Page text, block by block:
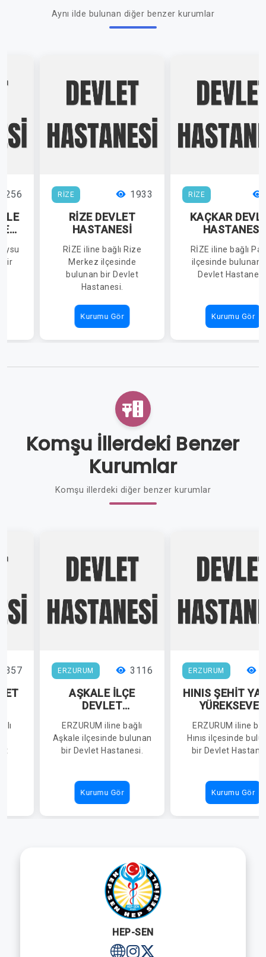
Aynı ilde bulunan diğer benzer kurumlar
bir
RİZE 1933
RİZE DEVLET
HASTANESİ
RİZE iline bağlı Rize
Merkez ilçesinde
bulunan bir Devlet
Hastanesi.
Kurumu Gör
RİZE
KAÇKAR
HASTANESİ
RİZE iline bağlı
ilçesinde bulunan
Devlet
Kurumu Gör
Komşu İllerdeki Benzer
Kurumlar
Komşu illerdeki diğer benzer kurumlar
ERZURUM 3116
AŞKALE İLÇE
DEVLET
ERZURUM iline bağlı
Aşkale ilçesinde bulunan
bir Devlet Hastanesi.
Kurumu Gör
ERZURUM
HINIS ŞEHİT
YÜREKSEVEN
HASTANESİ
ERZURUM iline
Hınıs ilçesinde
bir Devlet
Kurumu Gör
HEP-SEN